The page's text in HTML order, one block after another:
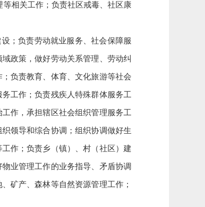
相关工作；负责社区戒毒、社区康
；负责劳动就业服务、社会保障服
政策，做好劳动关系管理、劳动纠
负责教育、体育、文化旅游等社会
工作；负责残疾人特殊群体服务工
作，承担辖区社会组织管理服务工
领导和综合协调；组织协调做好生
作；负责乡（镇）、村（社区）建
业管理工作的业务指导、矛盾协调
矿产、森林等自然资源管理工作；